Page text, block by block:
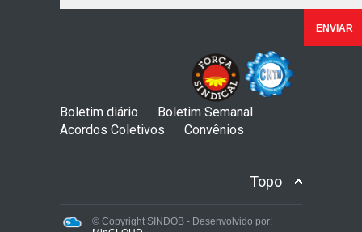
Boletim diário
Boletim Semanal
Acordos Coletivos
Convênios
Topo
© Copyright SINDOB - Desenvolvido por: